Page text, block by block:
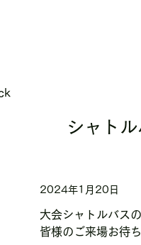
シャト
2024年1月20日
大会シャトルバス
皆様のご来場お待